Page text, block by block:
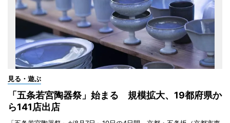
見る・遊ぶ
「五条若宮陶器祭」始まる 規模拡大、19都府県か
ら141店出店